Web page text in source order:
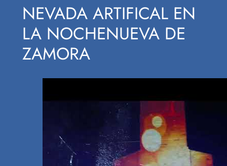
NEVADA ARTIFICAL EN
LA NOCHENUEVA DE
ZAMORA